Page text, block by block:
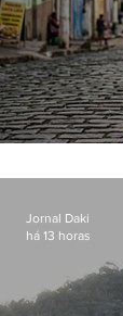
Jornal Daki
há 13 horas